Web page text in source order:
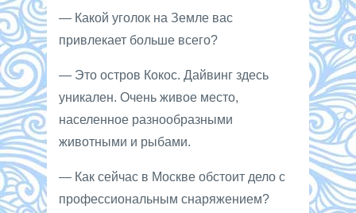
— Какой уголок на Земле вас
привлекает больше всего?
— Это остров Кокос. Дайвинг здесь
уникален. Очень живое место,
населенное разнообразными
животными и рыбами.
— Как сейчас в Москве обстоит дело с
профессиональным снаряжением?